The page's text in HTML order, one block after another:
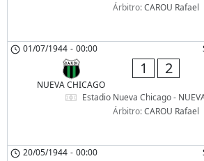
Árbitro:CAROU Rafael
01/07/1944 - 00:00
NUEVA CHICAGO
1 2
Estadio Nueva Chicago -
Árbitro:CAROU Rafael
20/05/1944 - 00:00